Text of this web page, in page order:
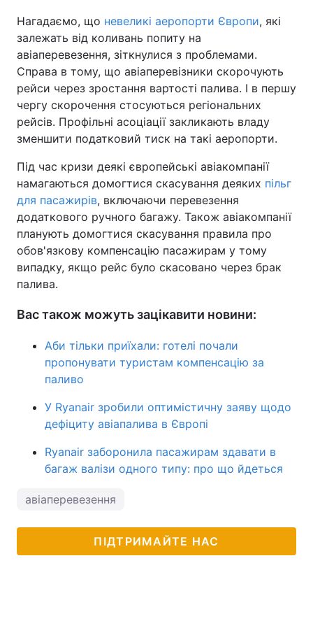
Нагадаємо, що невеликі аеропорти Європи, які
залежать від коливань попиту на
авіаперевезення, зіткнулися з проблемами.
Справа в тому, що авіаперевізники скорочують
рейси через зростання вартості палива. І в першу
чергу скорочення стосуються регіональних
рейсів. Профільні асоціації закликають владу
зменшити податковий тиск на такі аеропорти.
Під час кризи деякі європейські авіакомпанії
намагаються домогтися скасування деяких пільг
для пасажирів, включаючи перевезення
додаткового ручного багажу. Також авіакомпанії
планують домогтися скасування правила про
обов'язкову компенсацію пасажирам у тому
випадку, якщо рейс було скасовано через брак
палива.
Вас також можуть зацікавити новини:
Аби тільки приїхали: готелі почали
пропонувати туристам компенсацію за
паливо
У Ryanair зробили оптимістичну заяву щодо
дефіциту авіапалива в Європі
Ryanair заборонила пасажирам здавати в
багаж валізи одного типу: про що йдеться
авіаперевезення
ПІДТРИМАЙТЕ НАС